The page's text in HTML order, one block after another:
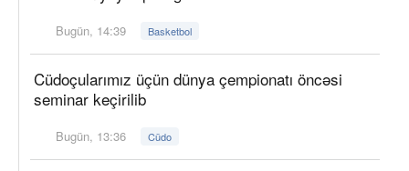
Bugün, 14:39 Basketbol
Cüdoçularımız üçün dünya çempionatı öncəsi
seminar keçirilib
Bugün, 13:36 Cüdo